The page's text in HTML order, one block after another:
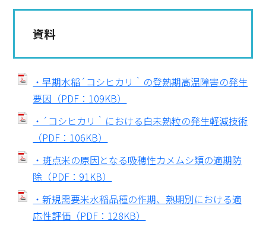
資料
・早期水稲´コシヒカリ｀の登熟期高温障害の発生
要因（PDF：109KB）
・´コシヒカリ｀における白未熟粒の発生軽減技術
（PDF：106KB）
・斑点米の原因となる吸穂性カメムシ類の適期防
除（PDF：91KB）
・新規需要米水稲品種の作期、熟期別における適
応性評価（PDF：128KB）